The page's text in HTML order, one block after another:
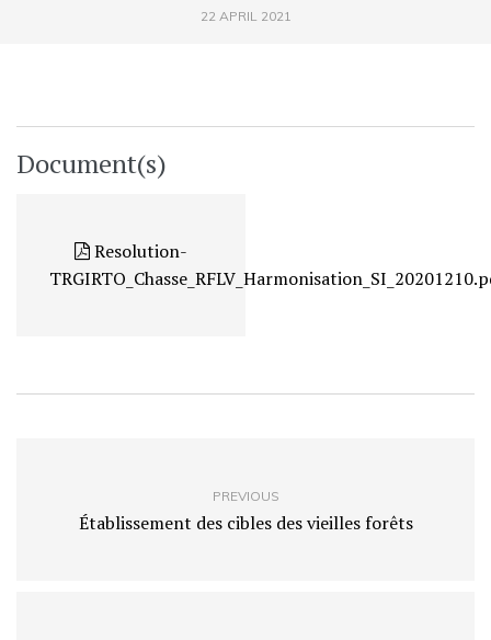
22 APRIL 2021
Document(s)
Resolution-
PREVIOUS
Établissement des cibles des vieilles forêts